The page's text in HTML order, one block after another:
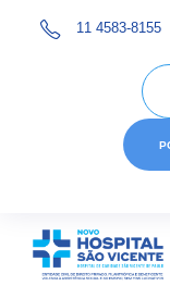
11 4583-8155